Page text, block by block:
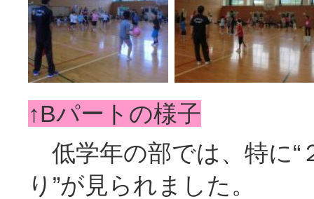
↑Bパートの様子
低学年の部では、特に“
り”が見られました。